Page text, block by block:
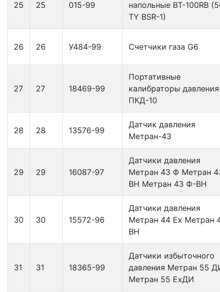
25 25 015-99
напольные BT-100RB
TY BSR-1)
26 26 У484-99 Счетчики газа G6
27 27 18469-99
Портативные
калибраторы давления
ПКД-10
28 28 13576-99
Датчик давления
Метран-43
29 29 16087-97
Датчики давления
Метран 43 Ф Метран
ВН Метран 43 Ф-ВН
30 30 15572-96
Датчики давления
Метран 44 Ех Метран
ВН
31 31 18365-99
Датчики избыточного
давления Метран 55
Метран 55 ЕхДИ